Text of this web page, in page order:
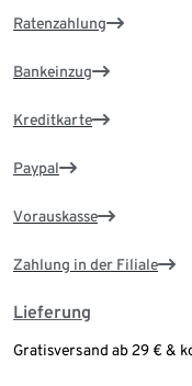
Ratenzahlung
Bankeinzug
Kreditkarte
Paypal
Vorauskasse
Zahlung in der Filiale
Lieferung
Gratisversand ab 29 € &